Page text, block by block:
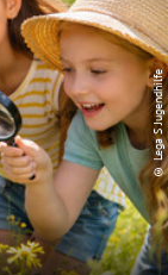
© Lega S Jugendhilfe